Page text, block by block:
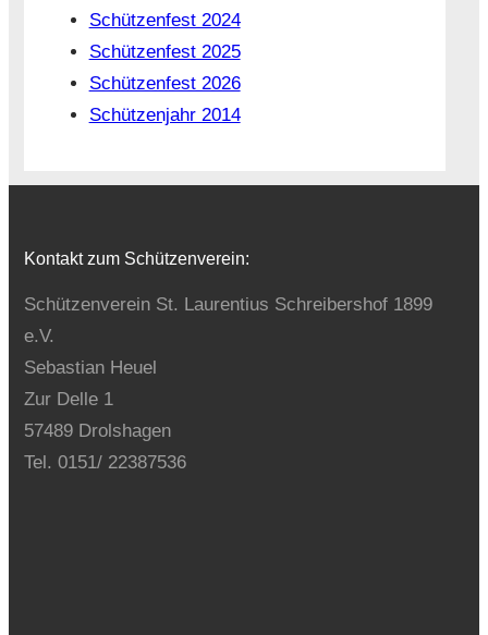
Schützenfest 2024
Schützenfest 2025
Schützenfest 2026
Schützenjahr 2014
Kontakt zum Schützenverein:
Schützenverein St. Laurentius Schreibershof 1899
e.V.
Sebastian Heuel
Zur Delle 1
57489 Drolshagen
Tel. 0151/ 22387536